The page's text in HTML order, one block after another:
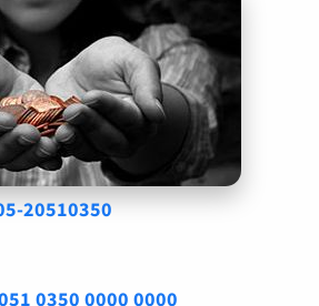
20510350
0350 0000 0000